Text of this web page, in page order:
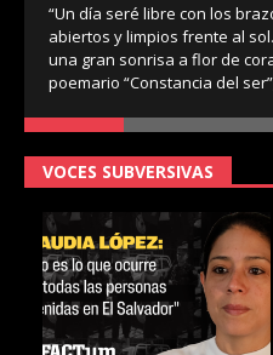
“Un día seré libre con los
abiertos y limpios frente al
una gran sonrisa a flor de
poemario “Constancia del
VOCES SUBVERSIVAS